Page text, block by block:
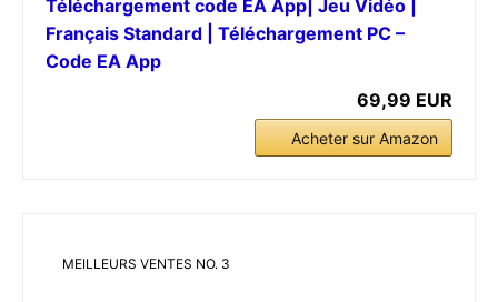
Téléchargement code EA App| Jeu Vidéo |
Français Standard | Téléchargement PC –
Code EA App
69,99 EUR
Acheter sur Amazon
MEILLEURS VENTES NO. 3